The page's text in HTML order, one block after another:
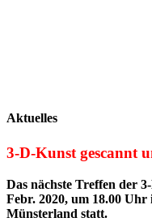
Aktuelles
3-D-Kunst gescannt
Das nächste Treffen der
Febr. 2020, um 18.00
Münsterland statt.